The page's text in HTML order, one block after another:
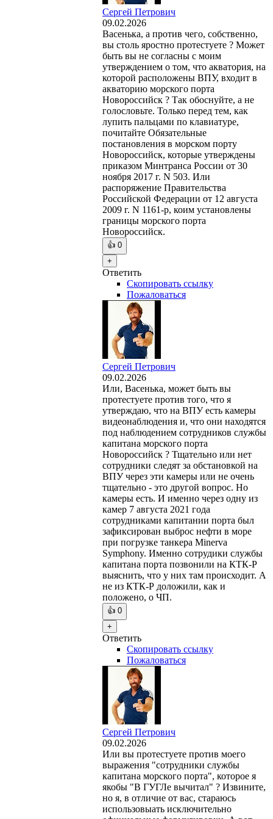
Сергей Петрович
09.02.2026
Васенька, а против чего, собственно,
вы столь яростно протестуете ? Может
быть вы не согласны с моим
утверждением о том, что акватория, на
которой расположены ВПУ, входит в
акваторию морского порта
Новороссийск ? Так обоснуйте, а не
голословьте. Только перед тем, как
лупить пальцами по клавиатуре,
почитайте Обязательные
постановления в морском порту
Новороссийск, которые утверждены
приказом Минтранса России от 30
ноября 2017 г. N 503. Или
распоряжение Правительства
Российской Федерации от 12 августа
2009 г. N 1161-р, коим установлены
границы морского порта
Новороссийск.
👍 0
+
Ответить
Скопировать ссылку
Пожаловаться
Сергей Петрович
09.02.2026
Или, Васенька, может быть вы
протестуете против того, что я
утверждаю, что на ВПУ есть камеры
видеонаблюдения и, что они находятся
под наблюдением сотрудников службы
капитана морского порта
Новороссийск ? Тщательно или нет
сотрудники следят за обстановкой на
ВПУ через эти камеры или не очень
тщательно - это другой вопрос. Но
камеры есть. И именно через одну из
камер 7 августа 2021 года
сотрудниками капитании порта был
зафиксирован выброс нефти в море
при погрузке танкера Minerva
Symphony. Именно сотрудики службы
капитана порта позвонили на КТК-Р
выяснить, что у них там происходит. А
не из КТК-Р доложили, как и
положено, о ЧП.
👍 0
+
Ответить
Скопировать ссылку
Пожаловаться
Сергей Петрович
09.02.2026
Или вы протестуете против моего
выражения "сотрудники службы
капитана морского порта", которое я
якобы "В ГУГЛе вычитал" ? Извините,
но я, в отличие от вас, стараюсь
использовыать исключительно